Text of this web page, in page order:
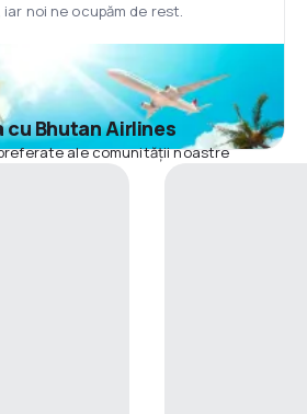
noi ne ocupăm de rest.
cu Bhutan Airlines
ale comunității noastre